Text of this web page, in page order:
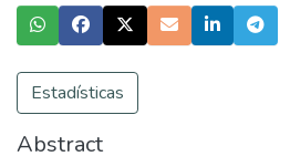
Estadísticas
Abstract